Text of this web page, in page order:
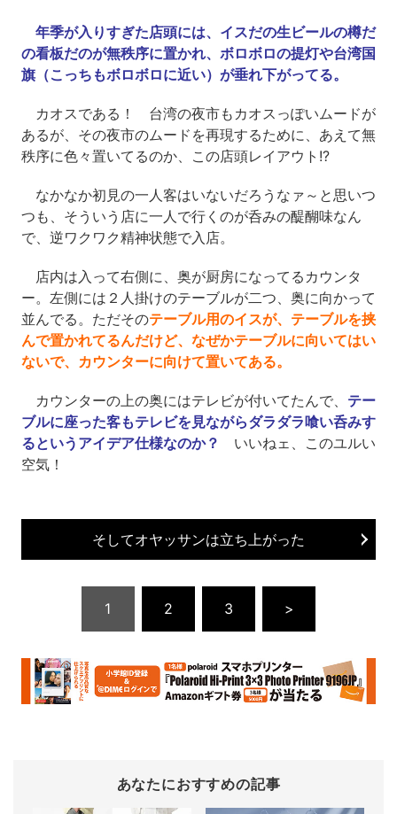
年季が入りすぎた店頭には、イスだの生ビールの樽だ
の看板だのが無秩序に置かれ、ボロボロの提灯や台湾国
旗（こっちもボロボロに近い）が垂れ下がってる。
カオスである！ 台湾の夜市もカオスっぽいムードが
あるが、その夜市のムードを再現するために、あえて無
秩序に色々置いてるのか、この店頭レイアウト!?
なかなか初見の一人客はいないだろうなァ～と思いつ
つも、そういう店に一人で行くのが呑みの醍醐味なん
で、逆ワクワク精神状態で入店。
店内は入って右側に、奥が厨房になってるカウンタ
ー。左側には２人掛けのテーブルが二つ、奥に向かって
並んでる。ただそのテーブル用のイスが、テーブルを挟
んで置かれてるんだけど、なぜかテーブルに向いてはい
ないで、カウンターに向けて置いてある。
カウンターの上の奥にはテレビが付いてたんで、 テー
ブルに座った客もテレビを見ながらダラダラ喰い呑みす
るというアイデア仕様なのか？
いいねェ、このユルい
空気！
そしてオヤッサンは立ち上がった
1 2 3 >
あなたにおすすめの記事